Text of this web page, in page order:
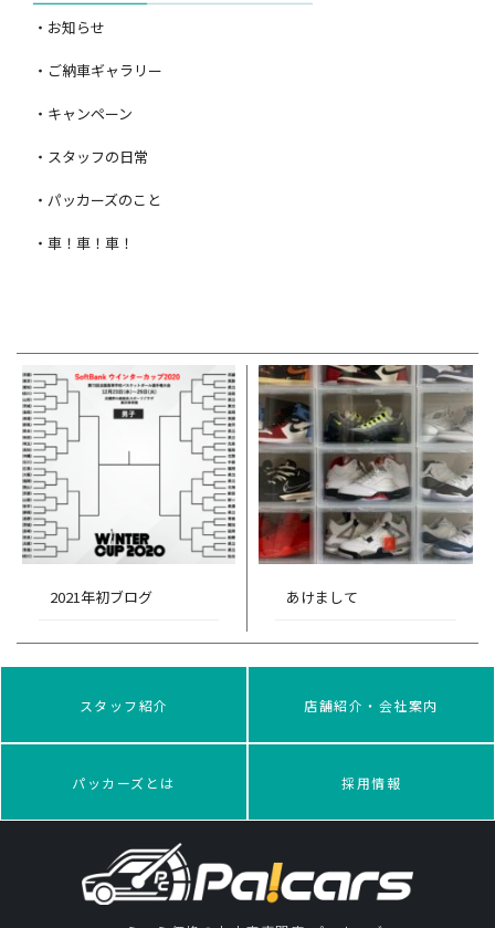
・お知らせ
・ご納車ギャラリー
・キャンペーン
・スタッフの日常
・パッカーズのこと
・車！車！車！
2021年初ブログ あけまして
スタッフ紹介 店舗紹介・会社案内
パッカーズとは 採用情報